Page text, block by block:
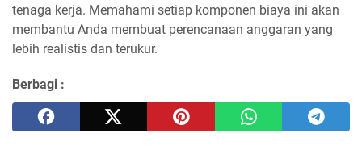
tenaga kerja. Memahami setiap komponen biaya ini akan
membantu Anda membuat perencanaan anggaran yang
lebih realistis dan terukur.
Berbagi :